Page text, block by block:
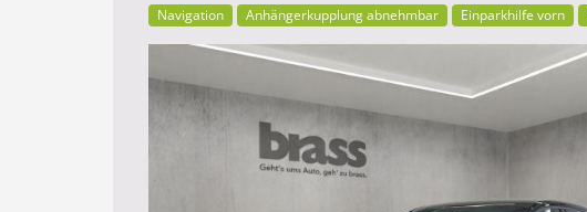
Navigation Anhängerkupplung abnehmbar Einparkhilfe vorn